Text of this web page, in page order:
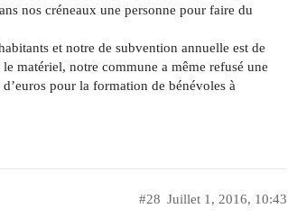
nos créneaux une personne pour faire du
et notre de subvention annuelle est de
matériel, notre commune a même refusé une
pour la formation de bénévoles à
Juillet 1, 2016, 10:43
#28